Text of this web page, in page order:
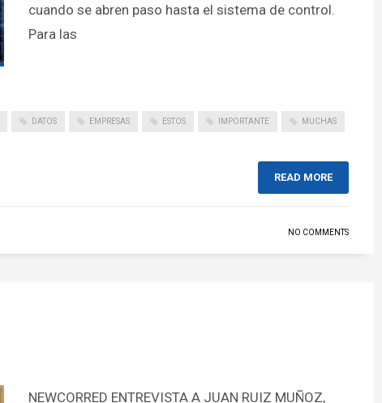
cuando se abren paso hasta el sistema de control.
Para las
DATOS EMPRESAS ESTOS IMPORTANTE MUCHAS
READ MORE
NO COMMENTS
NEWCORRED ENTREVISTA A JUAN RUIZ MUÑOZ,